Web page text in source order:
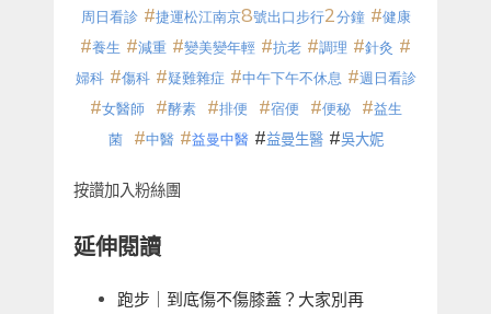
周日看診 #捷運松江南京8號出口步行2分鐘 #健康
#養生 #減重 #變美變年輕 #抗老 #調理 #針灸 #
婦科 #傷科 #疑難雜症 #中午下午不休息 #週日看診
#女醫師 #酵素 #排便 #宿便 #便秘 #益生
菌
#中醫 #益曼中醫 #益曼生醫#吳大妮
按讚加入粉絲團
延伸閱讀
跑步｜到底傷不傷膝蓋？大家別再